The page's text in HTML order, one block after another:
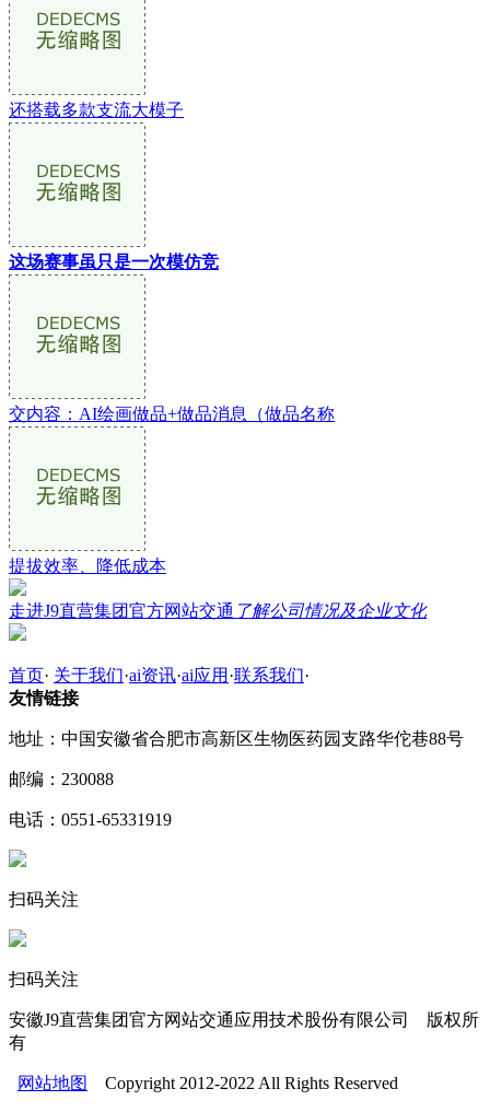
还搭载多款支流大模子
这场赛事虽只是一次模仿竞
交内容：AI绘画做品+做品消息（做品名称
提拔效率、降低成本
走进J9直营集团官方网站交通 了解公司情况及企业文化
首页· 关于我们·ai资讯·ai应用 ·联系我们·
友情链接
地址：中国安徽省合肥市高新区生物医药园支路华佗巷88号
邮编：230088
电话：0551-65331919
扫码关注
扫码关注
安徽J9直营集团官方网站交通应用技术股份有限公司 版权所
有
网站地图 Copyright 2012-2022 All Rights Reserved